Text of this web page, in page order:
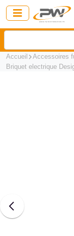
Accueil Accessoires
Briquet electrique